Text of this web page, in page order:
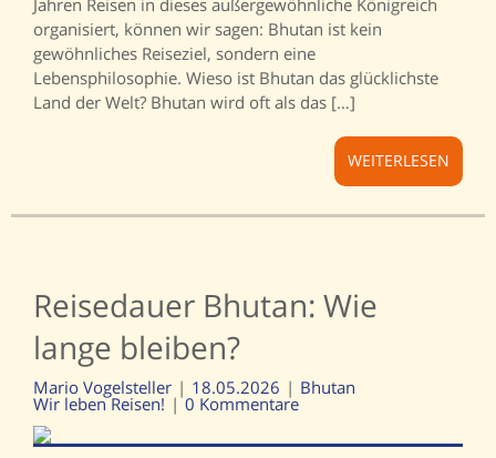
Jahren Reisen in dieses außergewöhnliche Königreich
organisiert, können wir sagen: Bhutan ist kein
gewöhnliches Reiseziel, sondern eine
Lebensphilosophie. Wieso ist Bhutan das glücklichste
Land der Welt? Bhutan wird oft als das […]
WEITERLESEN
Reisedauer Bhutan: Wie
lange bleiben?
Mario Vogelsteller 18.05.2026 Bhutan
Wir leben Reisen! 0 Kommentare